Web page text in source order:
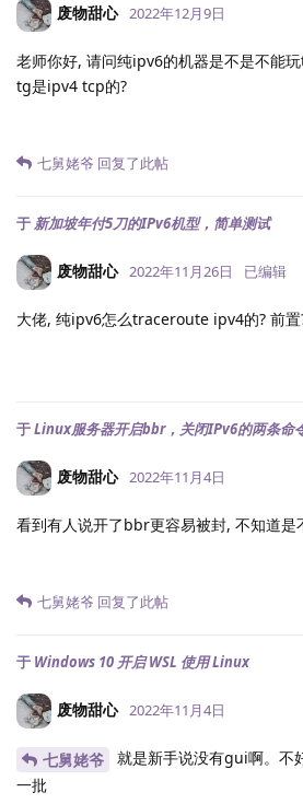
废物甜心 2022年12月9日
老师你好, 请问纯ipv6的机器是不是不能
tg是ipv4 tcp的?
七舅姥爷 回复了此帖
于新加坡年付5刀的IPv6机型，简单测试
废物甜心 2022年11月26日 已编辑
大佬, 纯ipv6怎么traceroute ipv4的? 前置
于Linux服务器开启bbr，关闭IPv6的两条命
废物甜心 2022年11月4日
看到有人说开了bbr更容易被封, 不知道是
七舅姥爷 回复了此帖
于 Windows 10 开启 WSL 使用 Linux
废物甜心 2022年11月4日
七舅姥爷
就是新手说没有gui啊。不
一批